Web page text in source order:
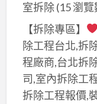
室拆除(15 瀏覽
【拆除專區】
除工程台北,拆
程廠商,台北拆
司,室內拆除工
拆除工程報價,